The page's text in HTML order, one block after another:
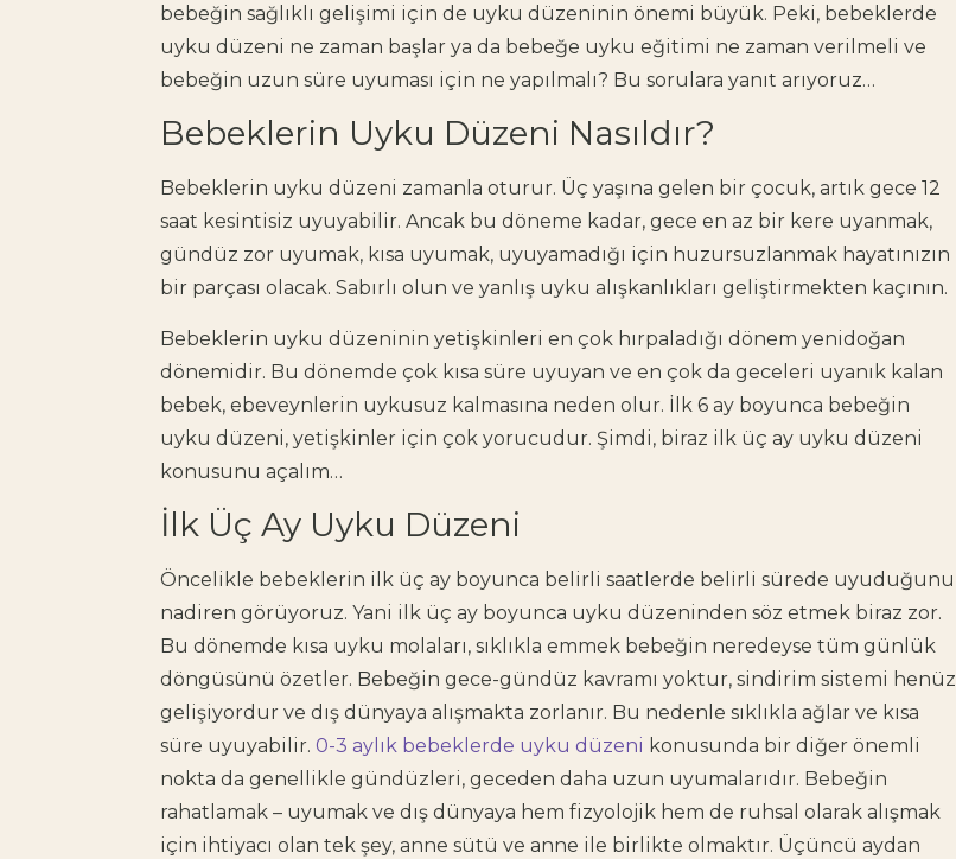
bebeğin sağlıklı gelişimi için de uyku düzeninin önemi büyük. Peki, bebeklerde
uyku düzeni ne zaman başlar ya da bebeğe uyku eğitimi ne zaman verilmeli ve
bebeğin uzun süre uyuması için ne yapılmalı? Bu sorulara yanıt arıyoruz…
Bebeklerin Uyku Düzeni Nasıldır?
Bebeklerin uyku düzeni zamanla oturur. Üç yaşına gelen bir çocuk, artık gece 12
saat kesintisiz uyuyabilir. Ancak bu döneme kadar, gece en az bir kere uyanmak,
gündüz zor uyumak, kısa uyumak, uyuyamadığı için huzursuzlanmak hayatınızın
bir parçası olacak. Sabırlı olun ve yanlış uyku alışkanlıkları geliştirmekten kaçının.
Bebeklerin uyku düzeninin yetişkinleri en çok hırpaladığı dönem yenidoğan
dönemidir. Bu dönemde çok kısa süre uyuyan ve en çok da geceleri uyanık kalan
bebek, ebeveynlerin uykusuz kalmasına neden olur. İlk 6 ay boyunca bebeğin
uyku düzeni, yetişkinler için çok yorucudur. Şimdi, biraz ilk üç ay uyku düzeni
konusunu açalım…
İlk Üç Ay Uyku Düzeni
Öncelikle bebeklerin ilk üç ay boyunca belirli saatlerde belirli sürede uyuduğunu
nadiren görüyoruz. Yani ilk üç ay boyunca uyku düzeninden söz etmek biraz zor.
Bu dönemde kısa uyku molaları, sıklıkla emmek bebeğin neredeyse tüm günlük
döngüsünü özetler. Bebeğin gece-gündüz kavramı yoktur, sindirim sistemi henüz
gelişiyordur ve dış dünyaya alışmakta zorlanır. Bu nedenle sıklıkla ağlar ve kısa
süre uyuyabilir. 0-3 aylık bebeklerde uyku düzeni konusunda bir diğer önemli
nokta da genellikle gündüzleri, geceden daha uzun uyumalarıdır. Bebeğin
rahatlamak – uyumak ve dış dünyaya hem fizyolojik hem de ruhsal olarak alışmak
için ihtiyacı olan tek şey, anne sütü ve anne ile birlikte olmaktır. Üçüncü aydan